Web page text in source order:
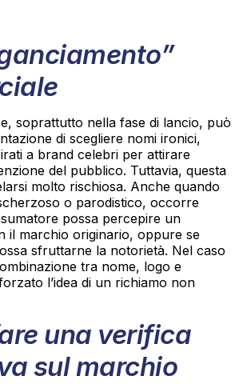
soprattutto nella fase di lancio, può
di scegliere nomi ironici,
a brand celebri per attirare
del pubblico. Tuttavia, questa
molto rischiosa. Anche quando
o parodistico, occorre
possa percepire un
il marchio originario, oppure se
sfruttarne la notorietà. Nel caso
tra nome, logo e
l’idea di un richiamo non
una verifica
sul marchio